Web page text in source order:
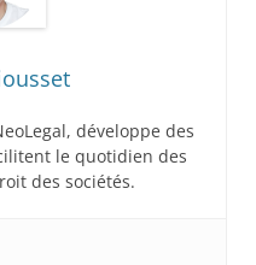
développe des
le quotidien des
des sociétés.